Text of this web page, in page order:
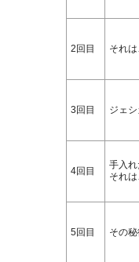
2回目 それ
3回目 ジェ
4回目
手入
それ
5回目 その